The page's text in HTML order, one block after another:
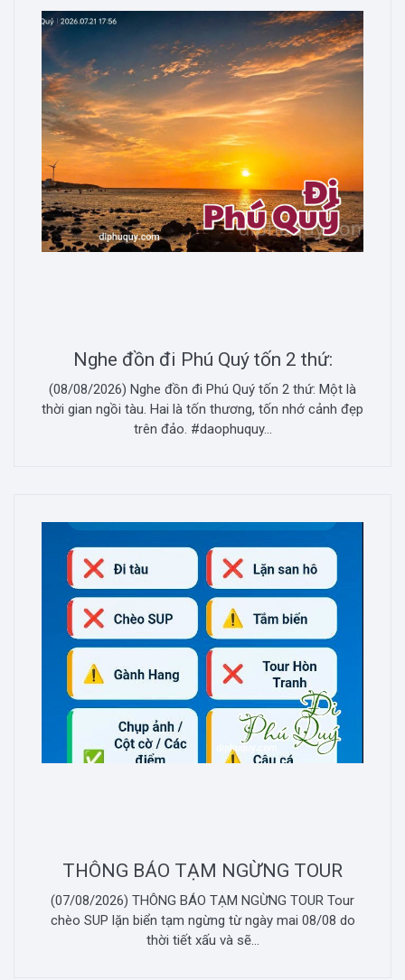
Nghe đồn đi Phú Quý tốn 2 thứ:
(08/08/2026) Nghe đồn đi Phú Quý tốn 2 thứ: Một là
thời gian ngồi tàu. Hai là tốn thương, tốn nhớ cảnh đẹp
trên đảo. #daophuquy...
THÔNG BÁO TẠM NGỪNG TOUR
(07/08/2026) THÔNG BÁO TẠM NGỪNG TOUR Tour
chèo SUP lặn biển tạm ngừng từ ngày mai 08/08 do
thời tiết xấu và sẽ...